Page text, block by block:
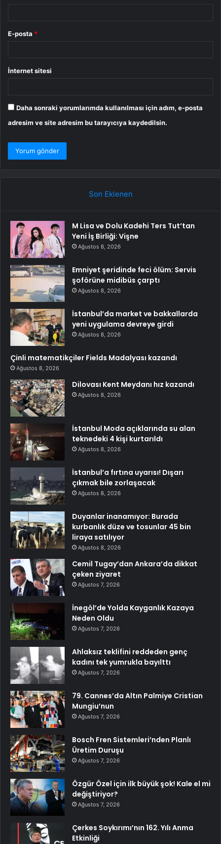
E-posta *
İnternet sitesi
Daha sonraki yorumlarımda kullanılması için adım, e-posta
adresim ve site adresim bu tarayıcıya kaydedilsin.
Son Eklenen
M Lisa ve Dolu Kadehi Ters Tut’tan
Yeni İş Birliği: Vişne
Ağustos 8, 2026
Emniyet şeridinde feci ölüm: Servis
şoförüne midibüs çarptı
Ağustos 8, 2026
İstanbul’da market ve bakkallarda
yeni uygulama devreye girdi
Ağustos 8, 2026
Çinli matematikçiler Fields Madalyası kazandı
Ağustos 8, 2026
Dilovası Kent Meydanı hız kazandı
Ağustos 8, 2026
İstanbul Moda açıklarında su alan
teknedeki 4 kişi kurtarıldı
Ağustos 8, 2026
İstanbul’a fırtına uyarısı! Dışarı
çıkmak bile zorlaşacak
Ağustos 8, 2026
Duyanlar inanamıyor: Burada
kurbanlık düze ve tosunlar 45 bin
liraya satılıyor
Ağustos 8, 2026
Cemil Tugay’dan Ankara’da dikkat
çeken ziyaret
Ağustos 7, 2026
İnegöl’de Yolda Kayganlık Kazaya
Neden Oldu
Ağustos 7, 2026
Ahlaksız teklifini reddeden genç
kadını tek yumrukla bayılttı
Ağustos 7, 2026
79. Cannes’da Altın Palmiye Cristian
Mungiu’nun
Ağustos 7, 2026
Bosch Fren Sistemleri’nden Planlı
Üretim Duruşu
Ağustos 7, 2026
Özgür Özel için ilk büyük şok! Kale el mi
değiştiriyor?
Ağustos 7, 2026
Çerkes Soykırımı’nın 162. Yılı Anma
Etkinliği